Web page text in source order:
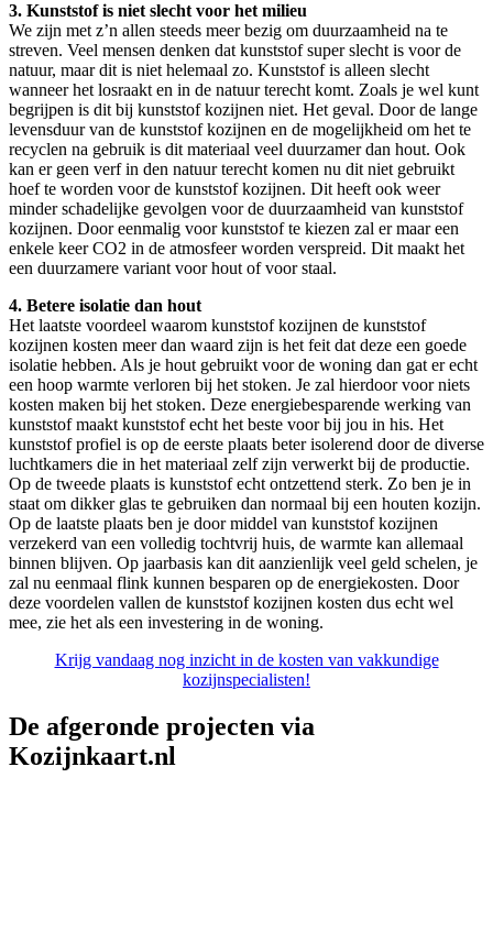
3. Kunststof is niet slecht voor het milieu
We zijn met z’n allen steeds meer bezig om duurzaamheid na te
streven. Veel mensen denken dat kunststof super slecht is voor de
natuur, maar dit is niet helemaal zo. Kunststof is alleen slecht
wanneer het losraakt en in de natuur terecht komt. Zoals je wel kunt
begrijpen is dit bij kunststof kozijnen niet. Het geval. Door de lange
levensduur van de kunststof kozijnen en de mogelijkheid om het te
recyclen na gebruik is dit materiaal veel duurzamer dan hout. Ook
kan er geen verf in den natuur terecht komen nu dit niet gebruikt
hoef te worden voor de kunststof kozijnen. Dit heeft ook weer
minder schadelijke gevolgen voor de duurzaamheid van kunststof
kozijnen. Door eenmalig voor kunststof te kiezen zal er maar een
enkele keer CO2 in de atmosfeer worden verspreid. Dit maakt het
een duurzamere variant voor hout of voor staal.
4. Betere isolatie dan hout
Het laatste voordeel waarom kunststof kozijnen de kunststof
kozijnen kosten meer dan waard zijn is het feit dat deze een goede
isolatie hebben. Als je hout gebruikt voor de woning dan gat er echt
een hoop warmte verloren bij het stoken. Je zal hierdoor voor niets
kosten maken bij het stoken. Deze energiebesparende werking van
kunststof maakt kunststof echt het beste voor bij jou in his. Het
kunststof profiel is op de eerste plaats beter isolerend door de diverse
luchtkamers die in het materiaal zelf zijn verwerkt bij de productie.
Op de tweede plaats is kunststof echt ontzettend sterk. Zo ben je in
staat om dikker glas te gebruiken dan normaal bij een houten kozijn.
Op de laatste plaats ben je door middel van kunststof kozijnen
verzekerd van een volledig tochtvrij huis, de warmte kan allemaal
binnen blijven. Op jaarbasis kan dit aanzienlijk veel geld schelen, je
zal nu eenmaal flink kunnen besparen op de energiekosten. Door
deze voordelen vallen de kunststof kozijnen kosten dus echt wel
mee, zie het als een investering in de woning.
Krijg vandaag nog inzicht in de kosten van vakkundige
kozijnspecialisten!
De afgeronde projecten via
Kozijnkaart.nl